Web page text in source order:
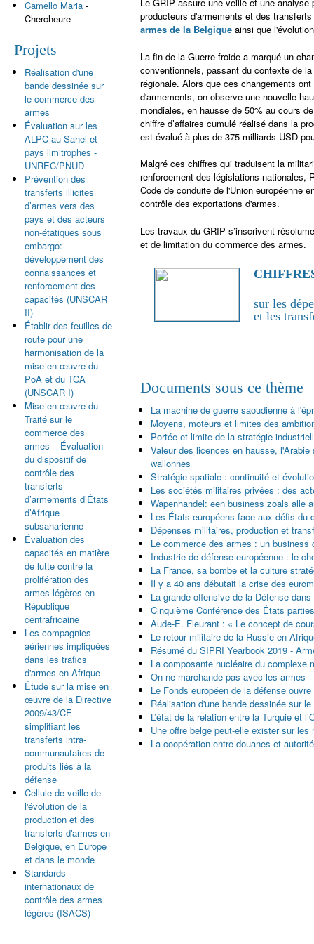
producteurs d'armements et des
armes de la Belgique ainsi que
La fin de la Guerre froide a marqué un
conventionnels, passant du contexte de
régionale. Alors que ces changements
d'armements, on observe une nouvelle
mondiales, en hausse de 50% au cours
chiffre d’affaires cumulé réalisé dans la
est évalué à plus de 375 milliards USD
Malgré ces chiffres qui traduisent la
renforcement des législations nationales,
Code de conduite de l'Union européenne
contrôle des exportations d'armes.
Les travaux du GRIP s’inscrivent
et de limitation du commerce des armes.
sur les
et les
Documents sous ce thème
La machine de guerre saoudienne à
Moyens, moteurs et limites des
Portée et limite de la stratégie
Valeur des licences en hausse,
wallonnes
Stratégie spatiale : continuité et
Les sociétés militaires privées : des
Wapenhandel: een business zoals alle
Les États européens face aux défis du
Dépenses militaires, production et
Le commerce des armes : un business
Industrie de défense européenne : le
La France, sa bombe et la culture
Il y a 40 ans débutait la crise des
La grande offensive de la Défense
Cinquième Conférence des États
Aude-E. Fleurant : « Le concept de
Le retour militaire de la Russie en
Résumé du SIPRI Yearbook 2019 -
La composante nucléaire du complexe
On ne marchande pas avec les armes
Le Fonds européen de la défense
Réalisation d'une bande dessinée sur
L’état de la relation entre la Turquie et
Une offre belge peut-elle exister sur
La coopération entre douanes et
Camello Maria -
Chercheure
Projets
Réalisation d'une
bande dessinée sur
le commerce des
armes
Évaluation sur les
ALPC au Sahel et
pays limitrophes -
UNREC/PNUD
Prévention des
transferts illicites
d’armes vers des
pays et des acteurs
non-étatiques sous
embargo:
développement des
connaissances et
renforcement des
capacités (UNSCAR
II)
Établir des feuilles de
route pour une
harmonisation de la
mise en œuvre du
PoA et du TCA
(UNSCAR I)
Mise en œuvre du
Traité sur le
commerce des
armes – Évaluation
du dispositif de
contrôle des
transferts
d’armements d’États
d’Afrique
subsaharienne
Évaluation des
capacités en matière
de lutte contre la
prolifération des
armes légères en
République
centrafricaine
Les compagnies
aériennes impliquées
dans les trafics
d'armes en Afrique
Étude sur la mise en
œuvre de la Directive
2009/43/CE
simplifiant les
transferts intra-
communautaires de
produits liés à la
défense
Cellule de veille de
l'évolution de la
production et des
transferts d'armes en
Belgique, en Europe
et dans le monde
Standards
internationaux de
contrôle des armes
légères (ISACS)